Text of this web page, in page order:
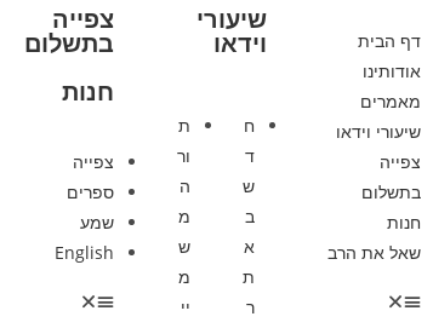
דף הבית
אודותינו
מאמרים
שיעורי וידאו
צפייה
בתשלום
חנות
שאל את הרב
שיעורי
וידאו
ח
ד
ש
ב
א
ת
ר
ת
ור
ה
מ
ש
מ
יי
צפייה
בתשלום
חנות
צפייה
ספרים
שמע
English